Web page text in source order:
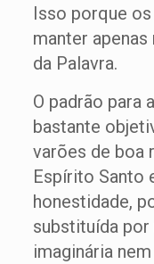
Isso porque
manter
da Palavra.
O padrão para
bastante
varões de boa
Espírito Santo
honestidade,
substituída por
imaginária